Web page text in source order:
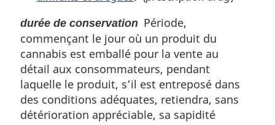
durée de conservation Période,
commençant le jour où un produit du
cannabis est emballé pour la vente au
détail aux consommateurs, pendant
laquelle le produit, s’il est entreposé dans
des conditions adéquates, retiendra, sans
détérioration appréciable, sa sapidité